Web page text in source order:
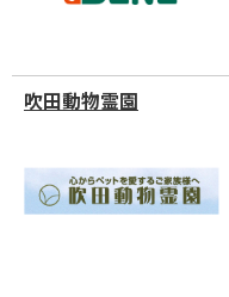
吹田動物霊園